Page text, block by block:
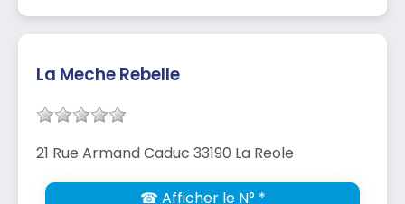
La Meche Rebelle
21 Rue Armand Caduc 33190 La Reole
☎ Afficher le N° *